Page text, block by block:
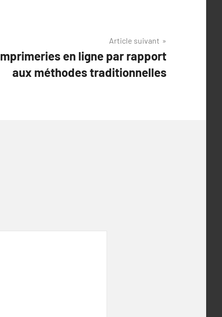
Article suivant
en ligne par rapport
aux méthodes traditionnelles